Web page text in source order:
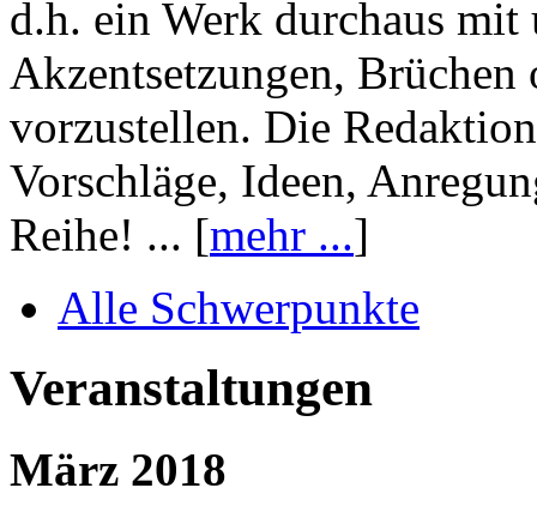
d.h. ein Werk durchaus mit
Akzentsetzungen, Brüchen
vorzustellen. Die
Vorschläge, Ideen,
Reihe! ... [mehr ...]
Alle Schwerpunkte
Veranstaltungen
März 2018